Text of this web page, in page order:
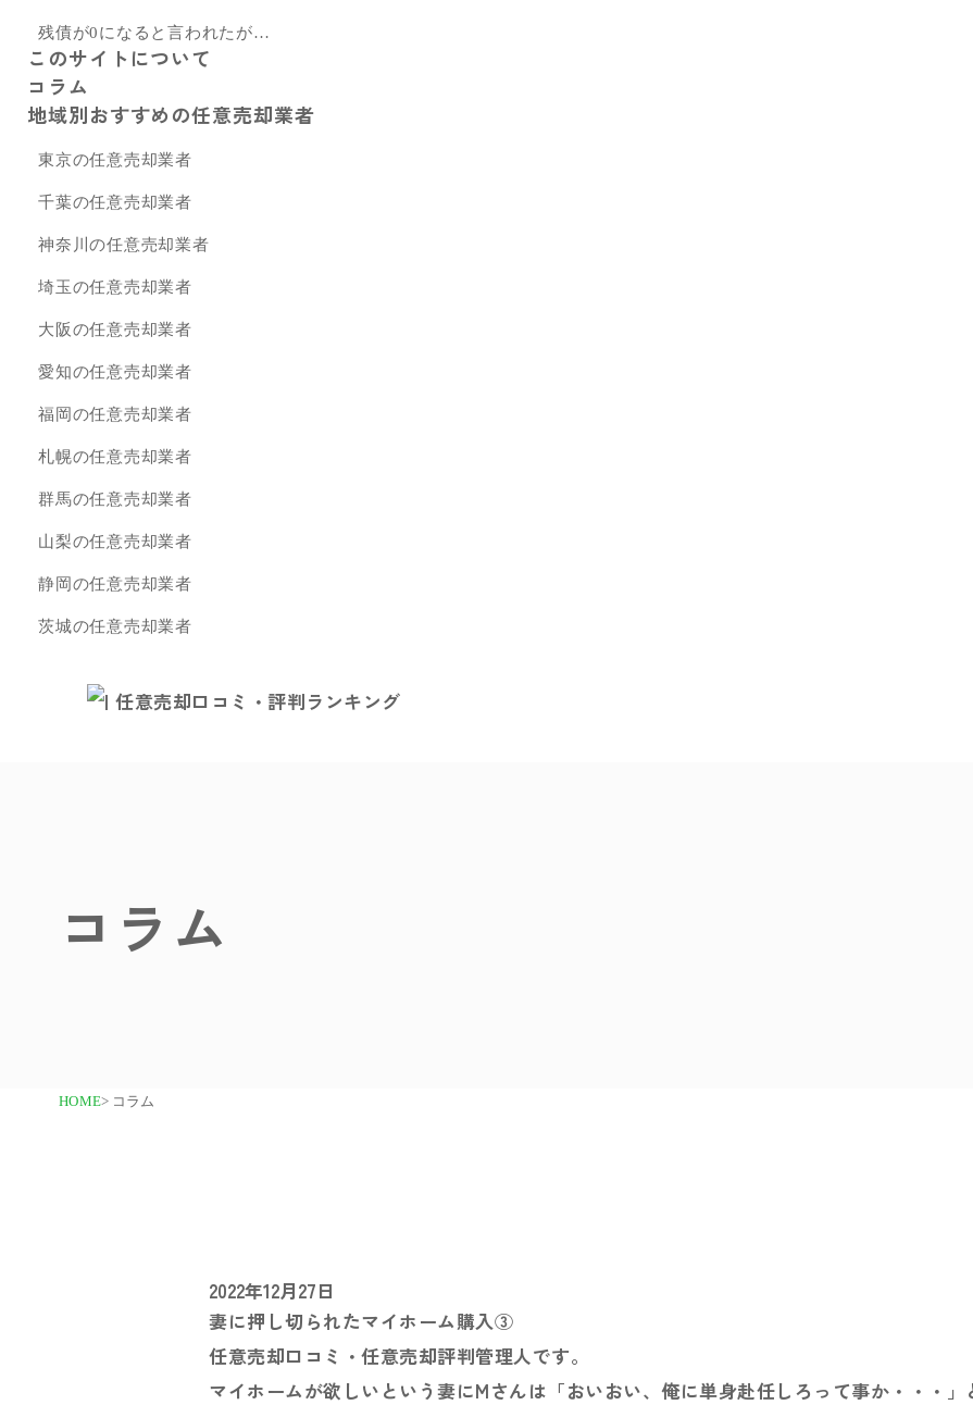
残債が0になると言われたが…
このサイトについて
コラム
地域別おすすめの任意売却業者
東京の任意売却業者
千葉の任意売却業者
神奈川の任意売却業者
埼玉の任意売却業者
大阪の任意売却業者
愛知の任意売却業者
福岡の任意売却業者
札幌の任意売却業者
群馬の任意売却業者
山梨の任意売却業者
静岡の任意売却業者
茨城の任意売却業者
コラム
HOME> コラム
2022年12月27日
妻に押し切られたマイホーム購入③
任意売却口コミ・任意売却評判管理人です。
マイホームが欲しいという妻にMさんは「おいおい、俺に単身赴任しろって事か・・・